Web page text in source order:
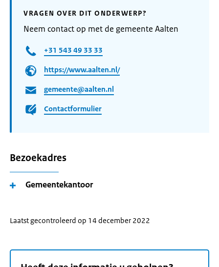
VRAGEN OVER DIT ONDERWERP?
Neem contact op met de gemeente Aalten
+31 543 49 33 33
https://www.aalten.nl/
gemeente@aalten.nl
Contactformulier
Bezoekadres
Gemeentekantoor
Laatst gecontroleerd op 14 december 2022